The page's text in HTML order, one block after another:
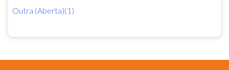
Outra (Aberta)(1)